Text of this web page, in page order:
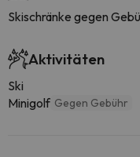
Skischränke gegen
Aktivitäten
Ski
Minigolf Gegen Gebühr